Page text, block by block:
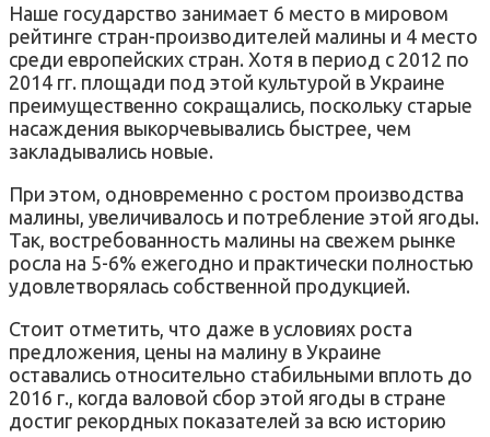
Наше государство занимает 6 место в мировом
рейтинге стран-производителей малины и 4 место
среди европейских стран. Хотя в период с 2012 по
2014 гг. площади под этой культурой в Украине
преимущественно сокращались, поскольку старые
насаждения выкорчевывались быстрее, чем
закладывались новые.
При этом, одновременно с ростом производства
малины, увеличивалось и потребление этой ягоды.
Так, востребованность малины на свежем рынке
росла на 5-6% ежегодно и практически полностью
удовлетворялась собственной продукцией.
Стоит отметить, что даже в условиях роста
предложения, цены на малину в Украине
оставались относительно стабильными вплоть до
2016 г., когда валовой сбор этой ягоды в стране
достиг рекордных показателей за всю историю